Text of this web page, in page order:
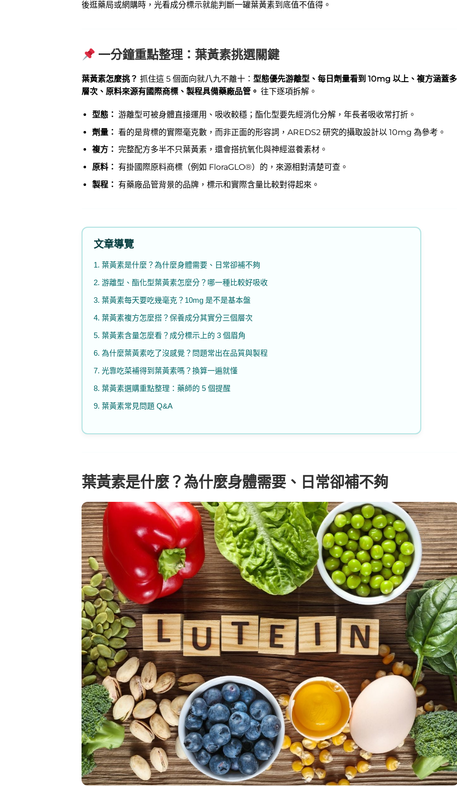
後逛藥局或網購時，光看成分標示就能判斷一罐葉黃素到底值不值得。
一分鐘重點整理：葉黃素挑選關鍵
葉黃素怎麼挑？ 抓住這 5 個面向就八九不離十： 型態優先游離型、每日劑量看到 10mg 以上、複方涵蓋多
層次、原料來源有國際商標、製程具備藥廠品管。 往下逐項拆解。
型態： 游離型可被身體直接運用、吸收較穩；酯化型要先經消化分解，年長者吸收常打折。
劑量： 看的是背標的實際毫克數，而非正面的形容詞，AREDS2 研究的攝取設計以 10mg 為參考。
複方： 完整配方多半不只葉黃素，還會搭抗氧化與神經滋養素材。
原料： 有掛國際原料商標（例如 FloraGLO®）的，來源相對清楚可查。
製程： 有藥廠品管背景的品牌，標示和實際含量比較對得起來。
文章導覽
1. 葉黃素是什麼？為什麼身體需要、日常卻補不夠
2. 游離型、酯化型葉黃素怎麼分？哪一種比較好吸收
3. 葉黃素每天要吃幾毫克？10mg 是不是基本盤
4. 葉黃素複方怎麼搭？保養成分其實分三個層次
5. 葉黃素含量怎麼看？成分標示上的 3 個眉角
6. 為什麼葉黃素吃了沒感覺？問題常出在品質與製程
7. 光靠吃菜補得到葉黃素嗎？換算一遍就懂
8. 葉黃素選購重點整理：藥師的 5 個提醒
9. 葉黃素常見問題 Q&A
葉黃素是什麼？為什麼身體需要、日常卻補不夠